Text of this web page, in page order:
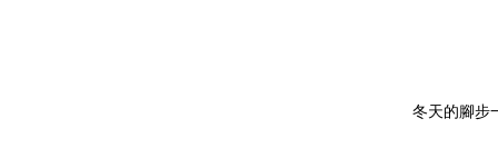
冬天的腳步